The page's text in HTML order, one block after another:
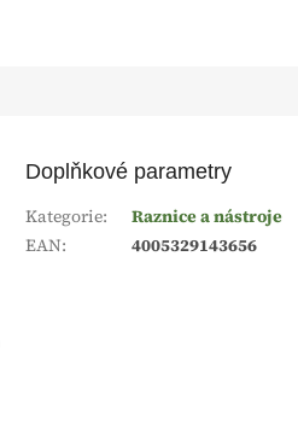
Doplňkové parametry
Kategorie:
Raznice a nástroje
EAN: 4005329143656